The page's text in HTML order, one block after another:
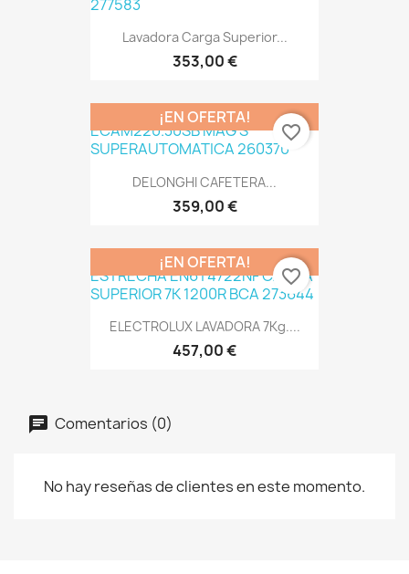
Lavadora Carga Superior...
353,00 €
DELONGHI CAFETERA...
359,00 €
¡EN OFERTA!
favorite_border
ELECTROLUX LAVADORA 7Kg....
457,00 €
¡EN OFERTA!
favorite_border
Comentarios (0)
No hay reseñas de clientes en este momento.